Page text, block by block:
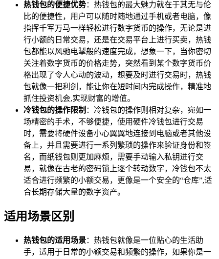
热钱包的便捷优势：热钱包的最大魅力就在于其无与伦
比的便捷性，用户可以随时随地通过手机或者电脑，像
指挥千军万马一样轻松进行数字货币的操作，无论是进
行小额的日常交易，还是在交易平台上进行买卖，热钱
包都能以风驰电掣般的速度完成，想象一下，当你密切
关注着数字货币的价格走势，突然看到某个数字货币价
格出现了令人心动的波动，想要及时进行交易时，热钱
包就像一把利剑，能让你在短时间内完成操作，精准地
抓住投资机会,实现财富的增值。
冷钱包的操作限制 ：冷钱包的操作则相对复杂，宛如一
场精密的手术，不够便捷，使用硬件冷钱包进行交易
时，需要将硬件设备小心翼翼地连接到电脑或者其他设
备上，并且需要进行一系列繁琐的操作来验证身份和签
名，而纸钱包则更加麻烦，需要手动输入私钥进行交
易，就像在古老的密码锁上逐个转动数字，冷钱包不太
适合进行频繁的小额交易，更像是一个安全的“仓库”,适
合长期存储大量的数字资产。
适用场景区别
热钱包的适用场景：热钱包就像是一位贴心的生活助
手，适用于日常的小额交易和频繁的操作，如果你是一